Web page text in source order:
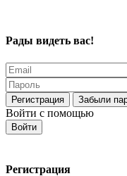
Рады видеть вас!
Регистрация Забыли
Войти с помощью
Войти
Регистрация